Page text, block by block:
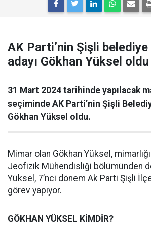
AK Parti’nin Şişli belediye
adayı Gökhan Yüksel oldu
31 Mart 2024 tarihinde yapılacak
seçiminde AK Parti’nin Şişli
Gökhan Yüksel oldu.
Mimar olan Gökhan Yüksel,
Jeofizik Mühendisliği bölümünden
Yüksel, 7’nci dönem Ak Parti Şişli
görev yapıyor.
GÖKHAN YÜKSEL KİMDİR?